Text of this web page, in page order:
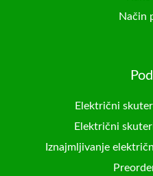
Način
Električni
Električni
Iznajmljivanje